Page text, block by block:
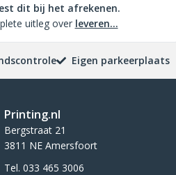
dit bij het afrekenen.
uitleg over leveren...
Eigen parkeerplaats
Printing.nl
Bergstraat 21
3811 NE Amersfoort
Tel. 033 465 3006